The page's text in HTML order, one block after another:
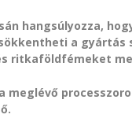
hangsúlyozza,
a gyártás
ritkaföldfémeket
meglévő